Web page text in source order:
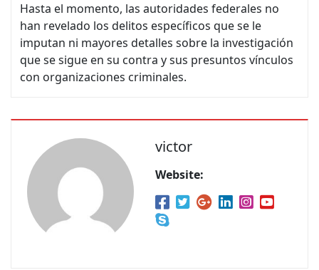
Hasta el momento, las autoridades federales no
han revelado los delitos específicos que se le
imputan ni mayores detalles sobre la investigación
que se sigue en su contra y sus presuntos vínculos
con organizaciones criminales.
victor
Website: